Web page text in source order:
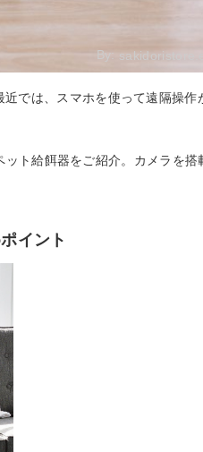
By:
では、スマホを使って遠隔操作
ト給餌器をご紹介。カメラを搭
イント